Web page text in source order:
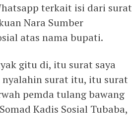
terkait isi dari surat
Nara Sumber
atas nama bupati.
gitu di, itu surat saya
nyalahin surat itu, itu surat
pemda tulang bawang
Kadis Sosial Tubaba,